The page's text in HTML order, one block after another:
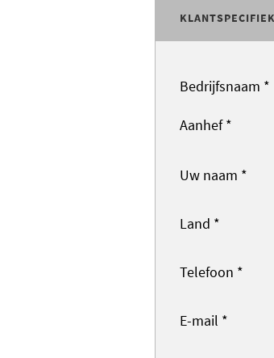
Bedrijfsnaam *
Aanhef*
Uw naam *
Land *
Telefoon *
E-mail *